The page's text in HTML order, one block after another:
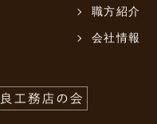
職方紹介
会社情報